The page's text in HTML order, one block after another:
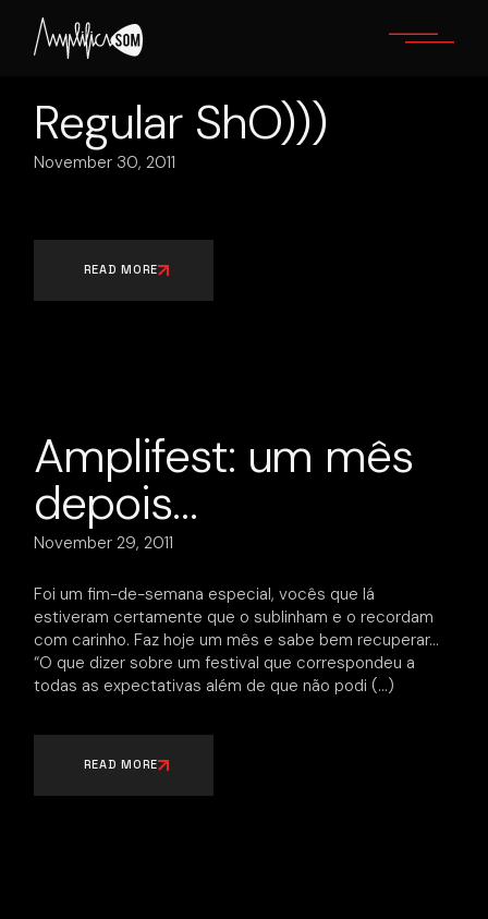
content
Regular ShO)))
November 30, 2011
READ MORE
Amplifest: um mês
depois…
November 29, 2011
Foi um fim-de-semana especial, vocês que lá
estiveram certamente que o sublinham e o recordam
com carinho. Faz hoje um mês e sabe bem recuperar…
“O que dizer sobre um festival que correspondeu a
todas as expectativas além de que não podi
READ MORE